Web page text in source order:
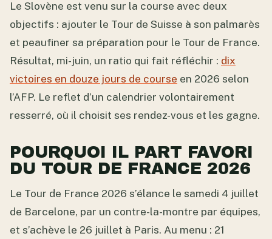
Le Slovène est venu sur la course avec deux
objectifs : ajouter le Tour de Suisse à son palmarès
et peaufiner sa préparation pour le Tour de France.
Résultat, mi-juin, un ratio qui fait réfléchir : dix
victoires en douze jours de course en 2026 selon
l’AFP. Le reflet d’un calendrier volontairement
resserré, où il choisit ses rendez-vous et les gagne.
POURQUOI IL PART FAVORI
DU TOUR DE FRANCE 2026
Le Tour de France 2026 s’élance le samedi 4 juillet
de Barcelone, par un contre-la-montre par équipes,
et s’achève le 26 juillet à Paris. Au menu : 21